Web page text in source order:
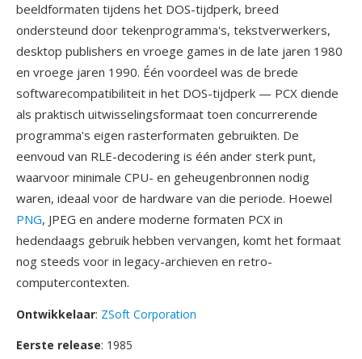
beeldformaten tijdens het DOS-tijdperk, breed
ondersteund door tekenprogramma's, tekstverwerkers,
desktop publishers en vroege games in de late jaren 1980
en vroege jaren 1990. Één voordeel was de brede
softwarecompatibiliteit in het DOS-tijdperk — PCX diende
als praktisch uitwisselingsformaat toen concurrerende
programma's eigen rasterformaten gebruikten. De
eenvoud van RLE-decodering is één ander sterk punt,
waarvoor minimale CPU- en geheugenbronnen nodig
waren, ideaal voor de hardware van die periode. Hoewel
PNG, JPEG en andere moderne formaten PCX in
hedendaags gebruik hebben vervangen, komt het formaat
nog steeds voor in legacy-archieven en retro-
computercontexten.
Ontwikkelaar: ZSoft Corporation
Eerste release: 1985